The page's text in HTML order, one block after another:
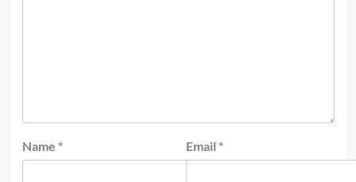
Name * Email *